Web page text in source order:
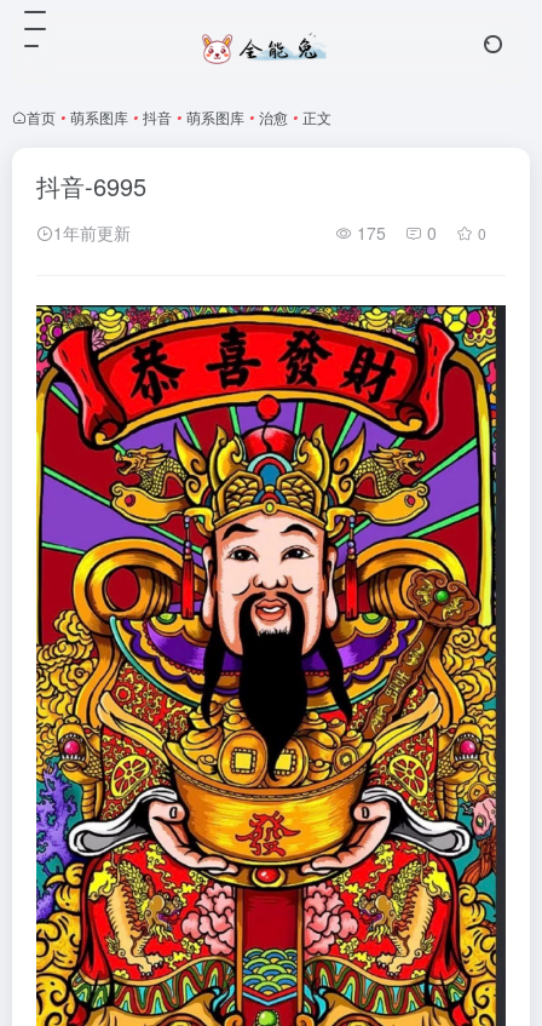
首页 • 萌系图库 • 抖音 • 萌系图库 • 治愈 • 正文
抖音-6995
1年前更新 175 0 0